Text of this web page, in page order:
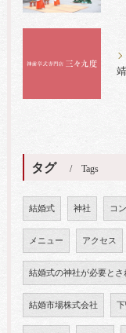
タグ Tags
結婚式 神社 コ
メニュー アクセス
結婚式の神社が必要とさ
結婚市場株式会社